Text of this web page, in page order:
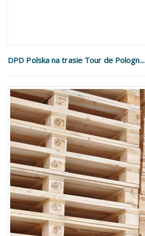
DPD Polska na trasie Tour de Pologn...